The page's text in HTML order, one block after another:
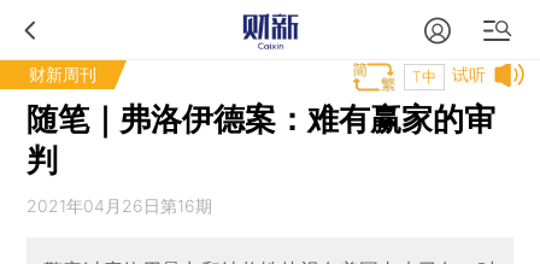
财新周刊 试听
T中
随笔｜弗洛伊德案：难有赢家的审
判
2021年04月26日第16期